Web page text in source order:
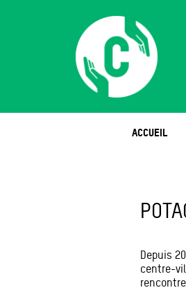
ACCUEIL
Depuis
centre-